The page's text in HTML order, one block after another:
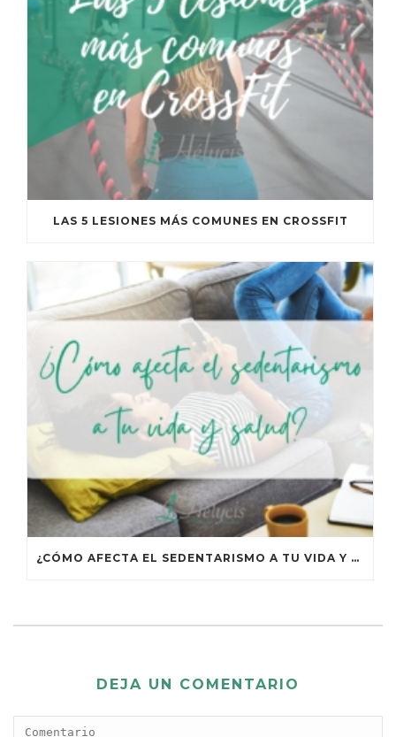
LAS 5 LESIONES MÁS COMUNES EN CROSSFIT
¿CÓMO AFECTA EL SEDENTARISMO A TU VIDA Y TU SALUD?
DEJA UN COMENTARIO